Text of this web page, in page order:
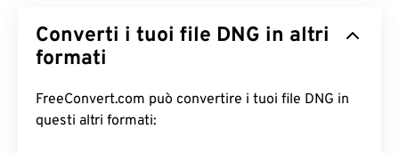
Converti i tuoi file DNG in altri
formati
FreeConvert.com può convertire i tuoi file DNG in
questi altri formati: